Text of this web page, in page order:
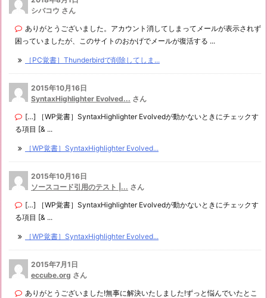
シバコウ さん
ありがとうございました。アカウント消してしまってメールが表示されず
困っていましたが、このサイトのおかげでメールが復活する ...
［PC覚書］Thunderbirdで削除してしま...
2015年10月16日
SyntaxHighlighter Evolved... さん
[…] ［WP覚書］SyntaxHighlighter Evolvedが動かないときにチェックす
る項目 [& ...
［WP覚書］SyntaxHighlighter Evolved...
2015年10月16日
ソースコード引用のテスト |... さん
[…] ［WP覚書］SyntaxHighlighter Evolvedが動かないときにチェックす
る項目 [& ...
［WP覚書］SyntaxHighlighter Evolved...
2015年7月1日
eccube.org さん
ありがとうございました!無事に解決いたしました!ずっと悩んでいたとこ